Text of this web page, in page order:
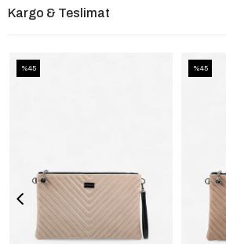
Kargo & Teslimat
%45 %45